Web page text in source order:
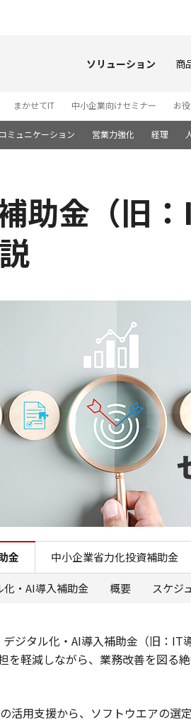
ソリューション 商
まかせてIT 中小企業向けセミナー お
ミュニケーション 営業力強化 経理
助金（旧
デジタル化
金 中小企業省力化投資補助金
化・AI導入補助金 概要 スケジ
ジタル化・AI導入補助金（旧：
軽減しながら、業務改善を図る
活用支援から、ソフトウエアの